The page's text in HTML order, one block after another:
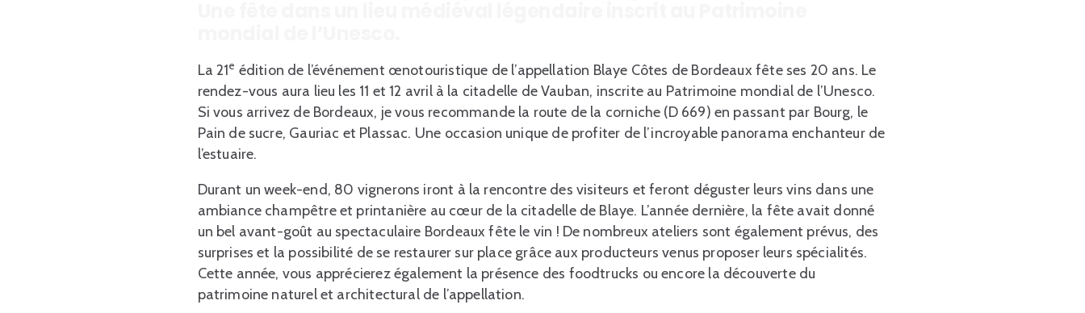
La 21e édition de l’événement œnotouristique de l’appellation Blaye Côtes de Bordeaux fête ses 20 ans. Le
rendez-vous aura lieu les 11 et 12 avril à la citadelle de Vauban, inscrite au Patrimoine mondial de l’Unesco.
Si vous arrivez de Bordeaux, je vous recommande la route de la corniche (D 669) en passant par Bourg, le
Pain de sucre, Gauriac et Plassac. Une occasion unique de profiter de l’incroyable panorama enchanteur de
l’estuaire.
Durant un week-end, 80 vignerons iront à la rencontre des visiteurs et feront déguster leurs vins dans une
ambiance champêtre et printanière au cœur de la citadelle de Blaye. L’année dernière, la fête avait donné
un bel avant-goût au spectaculaire Bordeaux fête le vin ! De nombreux ateliers sont également prévus, des
surprises et la possibilité de se restaurer sur place grâce aux producteurs venus proposer leurs spécialités.
Cette année, vous apprécierez également la présence des foodtrucks ou encore la découverte du
patrimoine naturel et architectural de l’appellation.